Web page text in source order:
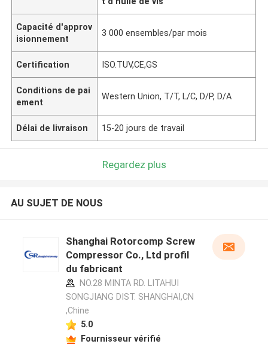
Capacité d'approv
isionnement
3 000 ensembles/par mois
Certification ISO.TUV,CE,GS
Conditions de pai
ement
Western Union, T/T, L/C, D/P, D/A
Délai de livraison 15-20 jours de travail
Regardez plus
AU SUJET DE NOUS
Shanghai Rotorcomp Screw
Compressor Co., Ltd profil
du fabricant
NO.28 MINTA RD. LITAHUI
SONGJIANG DIST. SHANGHAI,CN
,Chine
5.0
Fournisseur vérifié